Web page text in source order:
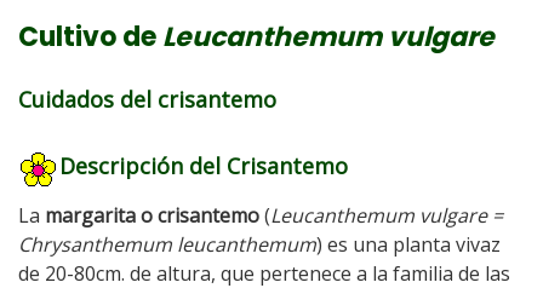
Cultivo deLeucanthemum vulgare
Cuidados del crisantemo
Descripción del Crisantemo
La margarita o crisantemo(Leucanthemum vulgare =
Chrysanthemum leucanthemum) es una planta vivaz
de 20-80cm. de altura, que pertenece a la familia de las